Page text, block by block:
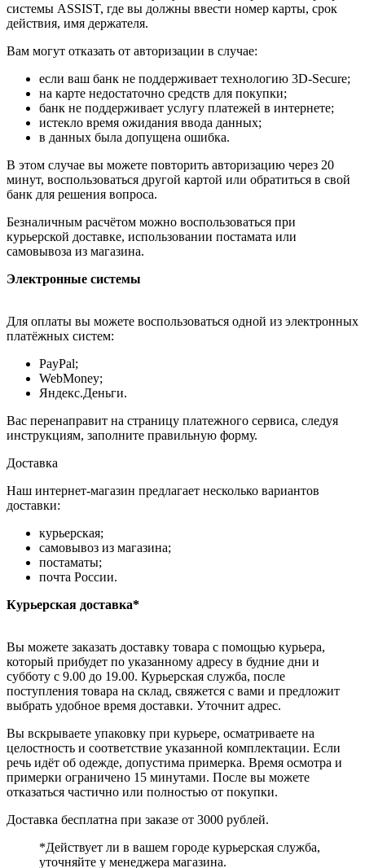
системы ASSIST, где вы должны ввести номер карты, срок
действия, имя держателя.
Вам могут отказать от авторизации в случае:
если ваш банк не поддерживает технологию 3D-Secure;
на карте недостаточно средств для покупки;
банк не поддерживает услугу платежей в интернете;
истекло время ожидания ввода данных;
в данных была допущена ошибка.
В этом случае вы можете повторить авторизацию через 20
минут, воспользоваться другой картой или обратиться в свой
банк для решения вопроса.
Безналичным расчётом можно воспользоваться при
курьерской доставке, использовании постамата или
самовывоза из магазина.
Электронные системы
Для оплаты вы можете воспользоваться одной из электронных
платёжных систем:
PayPal;
WebMoney;
Яндекс.Деньги.
Вас перенаправит на страницу платежного сервиса, следуя
инструкциям, заполните правильную форму.
Доставка
Наш интернет-магазин предлагает несколько вариантов
доставки:
курьерская;
самовывоз из магазина;
постаматы;
почта России.
Курьерская доставка*
Вы можете заказать доставку товара с помощью курьера,
который прибудет по указанному адресу в будние дни и
субботу с 9.00 до 19.00. Курьерская служба, после
поступления товара на склад, свяжется с вами и предложит
выбрать удобное время доставки. Уточнит адрес.
Вы вскрываете упаковку при курьере, осматриваете на
целостность и соответствие указанной комплектации. Если
речь идёт об одежде, допустима примерка. Время осмотра и
примерки ограничено 15 минутами. После вы можете
отказаться частично или полностью от покупки.
Доставка бесплатна при заказе от 3000 рублей.
*Действует ли в вашем городе курьерская служба,
уточняйте у менеджера магазина.